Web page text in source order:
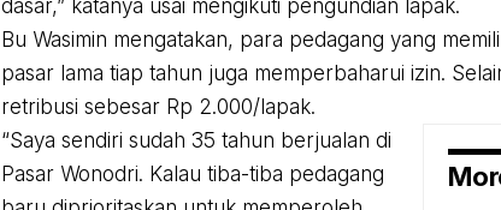
dasar,” katanya usai mengikuti pengundian lapak.
Bu Wasimin mengatakan, para pedagang yang
pasar lama tiap tahun juga memperbaharui izin.
retribusi sebesar Rp 2.000/lapak.
“Saya sendiri sudah 35 tahun berjualan di
Pasar Wonodri. Kalau tiba-tiba pedagang